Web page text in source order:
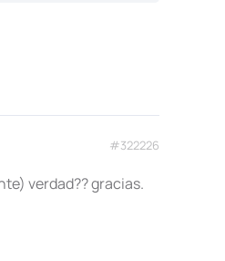
#322226
verdad?? gracias.